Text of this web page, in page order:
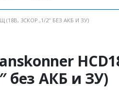
(18В, 3СКОР.,1/2″ БЕЗ АКБ И ЗУ)
без АКБ и ЗУ)